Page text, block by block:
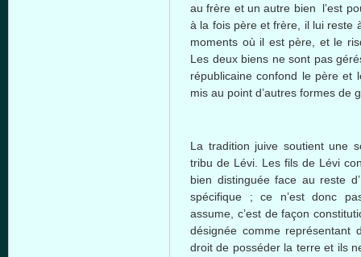
aufrère et unautre bien l’est
à la fois pèreetfrère il lui reste
moments où il est père , et le
Les deux biens ne sont pas
républicaine confond le père et
mis au point d’autres formes de
La tradition juive soutient une
tribu de Lévi . Les fils de Lévi
bien distinguéeface au reste
spécifique ;ce n’est donc
assume, c’estdefaçon
désignée comme représentant
droit de posséderla terreet ils